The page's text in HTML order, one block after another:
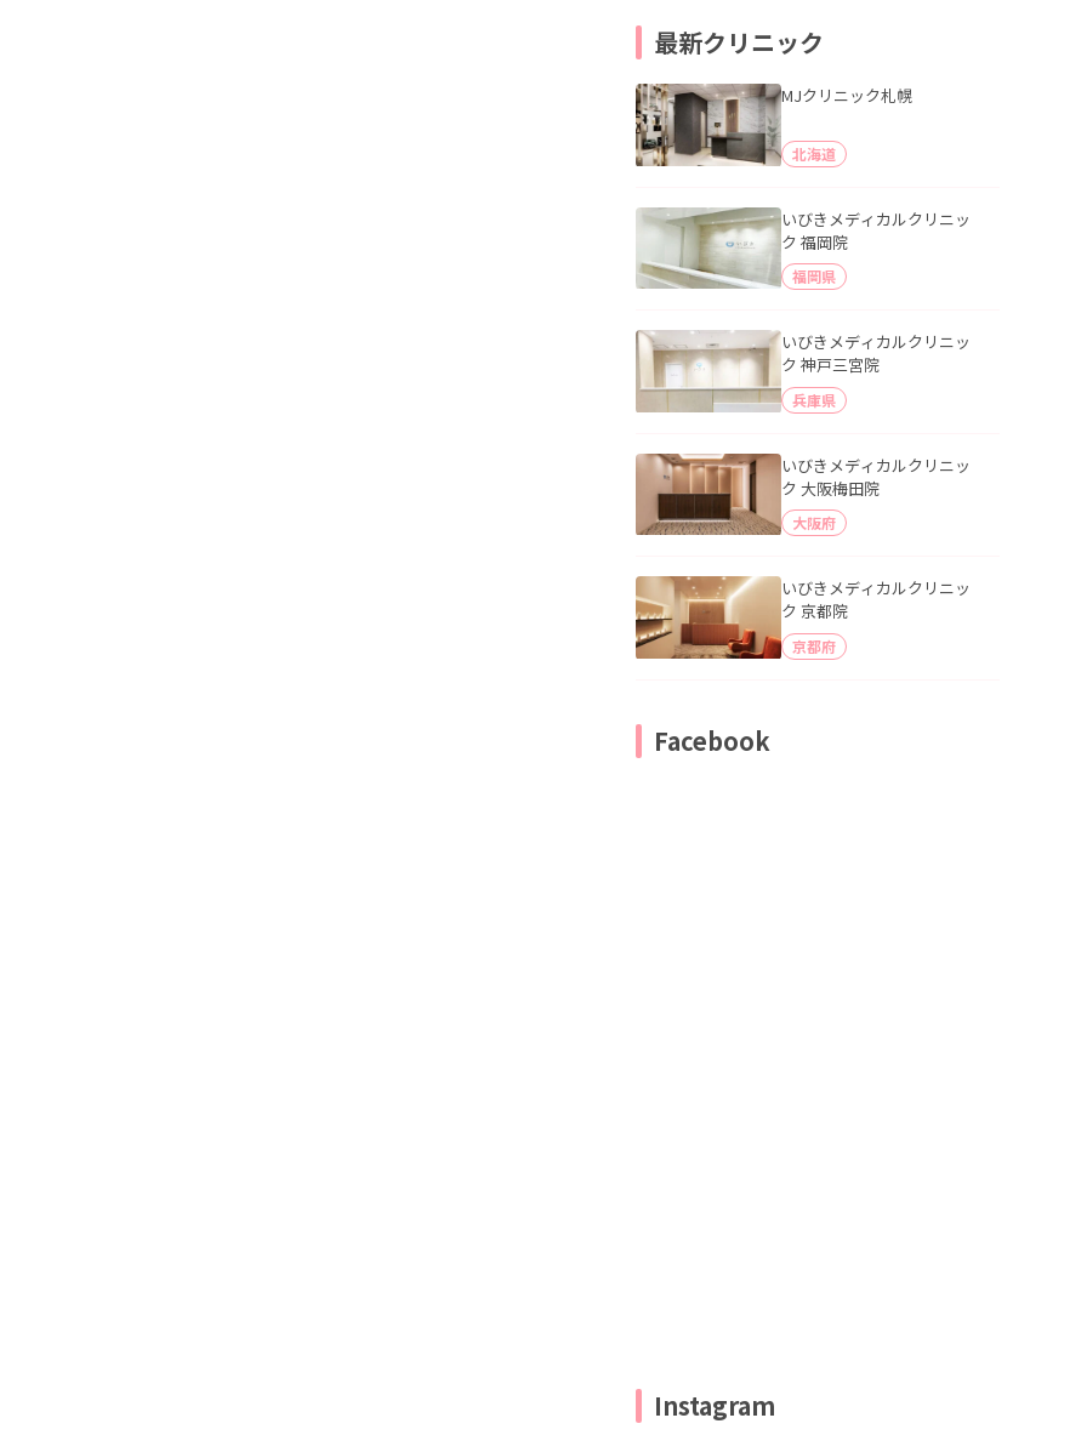
最新クリニック
MJクリニック札幌
北海道
いびきメディカルクリニッ
ク 福岡院
福岡県
いびきメディカルクリニッ
ク 神戸三宮院
兵庫県
いびきメディカルクリニッ
ク 大阪梅田院
大阪府
いびきメディカルクリニッ
ク 京都院
京都府
Facebook
Instagram